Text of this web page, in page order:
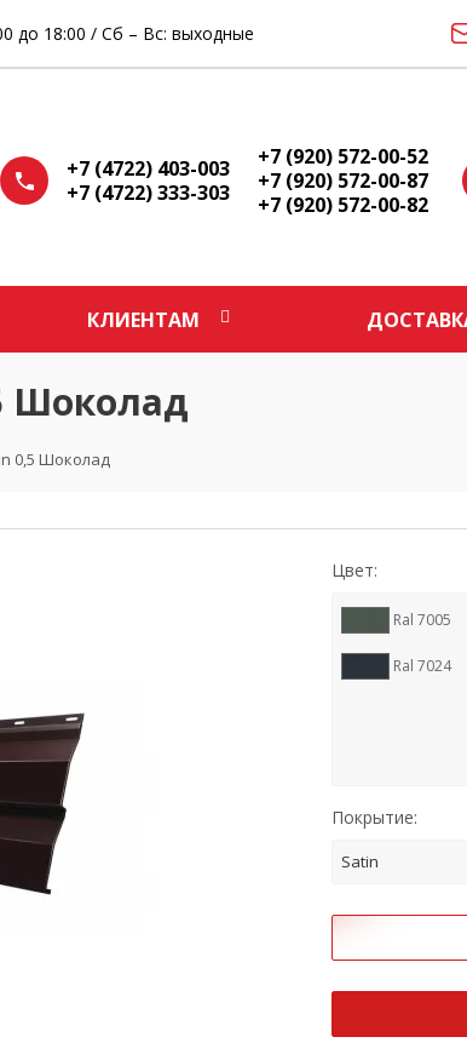
до 18:00 / Сб – Вс: выходные
+7 (4722) 403-003
+7 (4722) 333-303
+7 (920) 572-00-52
+7 (920) 572-00-87
+7 (920) 572-00-82
КЛИЕНТАМ
Шоколад
0,5 Шоколад
Цвет:
Ral 7005
Ral 7024
Покрытие:
Satin